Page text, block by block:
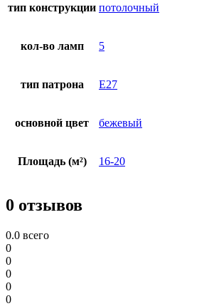
тип конструкции потолочный
кол-во ламп 5
тип патрона E27
основной цвет бежевый
Площадь (м²) 16-20
0 отзывов
0.0 всего
0
0
0
0
0